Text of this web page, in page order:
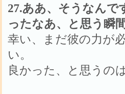
27.ああ、そうなんで
ったなあ、と思う瞬
幸い、まだ彼の力が
い。
良かった、と思うの